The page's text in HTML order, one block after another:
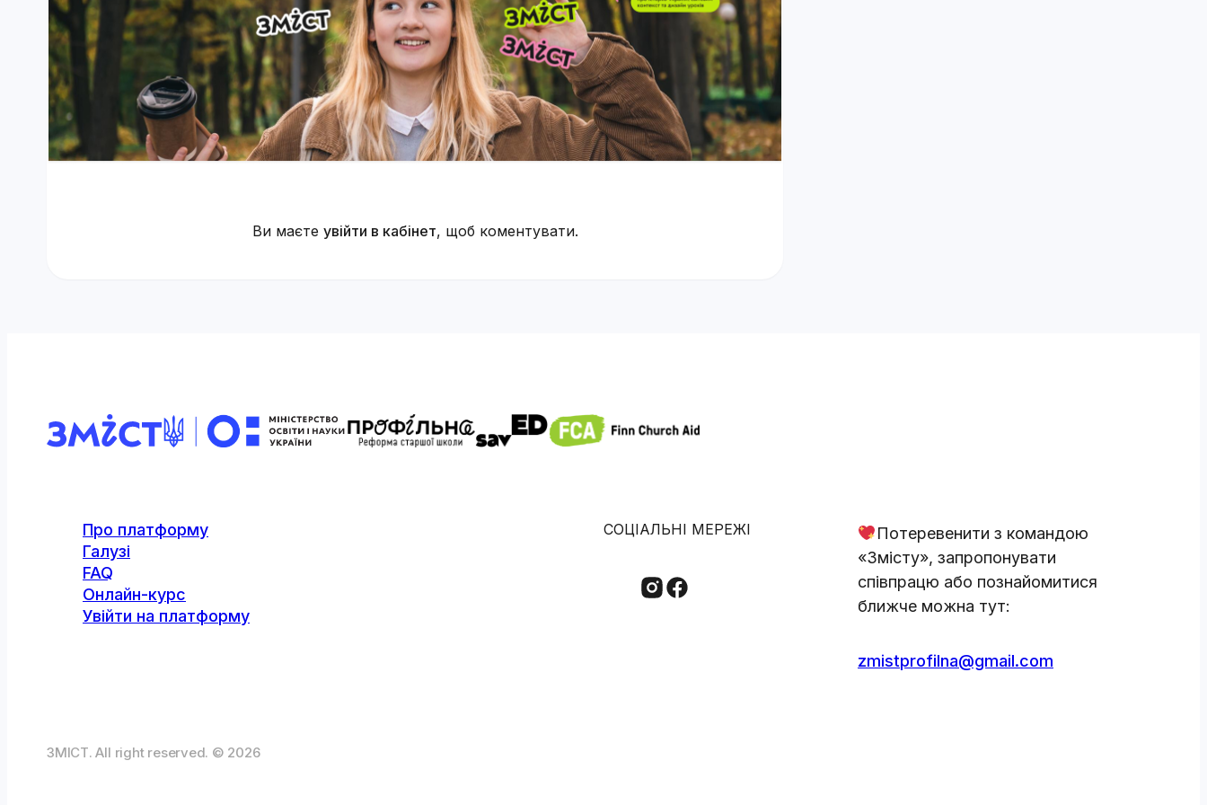
Ви маєте увійти в кабінет, щоб коментувати.
Про платформу
Галузі
FAQ
Онлайн-курс
Увійти на платформу
СОЦІАЛЬНІ МЕРЕЖІ
Потеревенити з командою
«Змісту», запропонувати
співпрацю або познайомитися
ближче можна тут:
zmistprofilna@gmail.com
ЗМІСТ. All right reserved. © 2026